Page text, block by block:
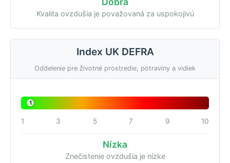
Kvalita ovzdušia je považovaná za uspokojivú
Index UK DEFRA
Oddelenie pre životné prostredie, potraviny a vidiek
1
1 3 5 7 9 10
Nízka
Znečistenie ovzdušia je nízke